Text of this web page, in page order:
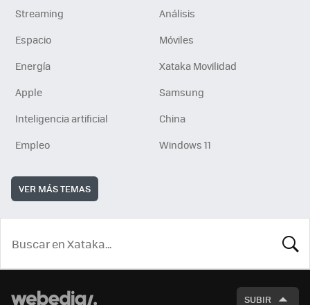
Streaming
Análisis
Espacio
Móviles
Energía
Xataka Movilidad
Apple
Samsung
Inteligencia artificial
China
Empleo
Windows 11
VER MÁS TEMAS
SUBIR